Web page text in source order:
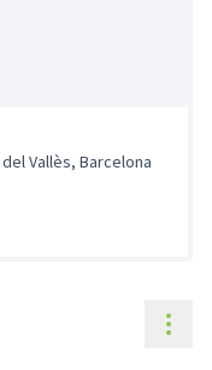
Vallès, Barcelona